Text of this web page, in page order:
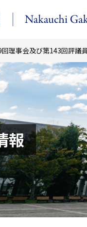
理事会及び第143回評議
報